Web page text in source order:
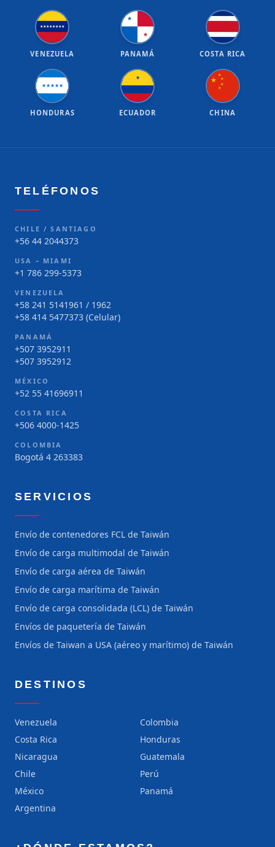
★★★★★★★★
VENEZUELA
★
★
PANAMÁ COSTA RICA
★★★★★
HONDURAS
★
ECUADOR
★
★
★
★
★
CHINA
TELÉFONOS
CHILE / SANTIAGO
+56 44 2044373
USA – MIAMI
+1 786 299-5373
VENEZUELA
+58 241 5141961 / 1962
+58 414 5477373 (Celular)
PANAMÁ
+507 3952911
+507 3952912
MÉXICO
+52 55 41696911
COSTA RICA
+506 4000-1425
COLOMBIA
Bogotá 4 263383
SERVICIOS
Envío de contenedores FCL de Taiwán
Envío de carga multimodal de Taiwán
Envío de carga aérea de Taiwán
Envío de carga marítima de Taiwán
Envío de carga consolidada (LCL) de Taiwán
Envíos de paquetería de Taiwán
Envíos de Taiwan a USA (aéreo y marítimo) de Taiwán
DESTINOS
Venezuela
Colombia
Costa Rica
Honduras
Nicaragua
Guatemala
Chile
Perú
México
Panamá
Argentina